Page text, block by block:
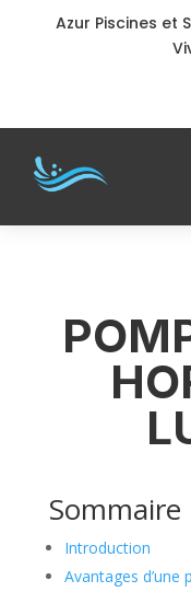
Azur Piscines et
Sommaire
Introduction
Avantages d’une